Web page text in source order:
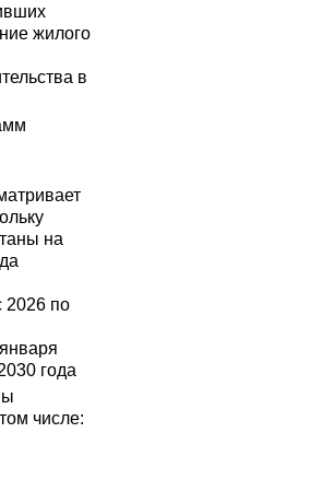
жилого
в
на
2026 по
года
числе: